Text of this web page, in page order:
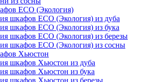
ECO (Экология)
шкафов ECO (Экология) из дуба
шкафов ECO (Экология) из бука
шкафов ECO (Экология) из березы
шкафов ECO (Экология) из сосны
Хьюстон
шкафов Хьюстон из дуба
шкафов Хьюстон из бука
шкафов Хьюстон из березы